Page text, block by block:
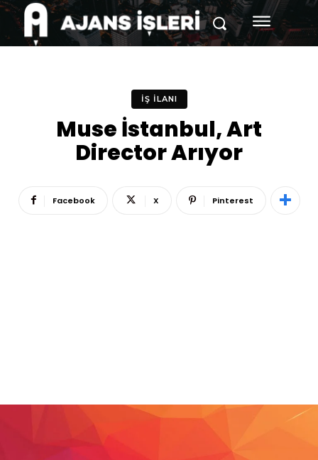
İŞ İLANI
Muse İstanbul, Art
Director Arıyor
Facebook X Pinterest